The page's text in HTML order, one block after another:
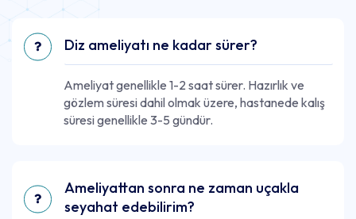
Diz ameliyatı ne kadar sürer?
Ameliyat genellikle 1-2 saat sürer. Hazırlık ve
gözlem süresi dahil olmak üzere, hastanede kalış
süresi genellikle 3-5 gündür.
Ameliyattan sonra ne zaman uçakla
seyahat edebilirim?